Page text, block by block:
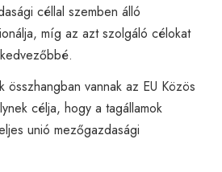
céllal szemben álló
míg az azt szolgáló célokat
összhangban vannak az EU Közös
célja, hogy a tagállamok
unió mezőgazdasági